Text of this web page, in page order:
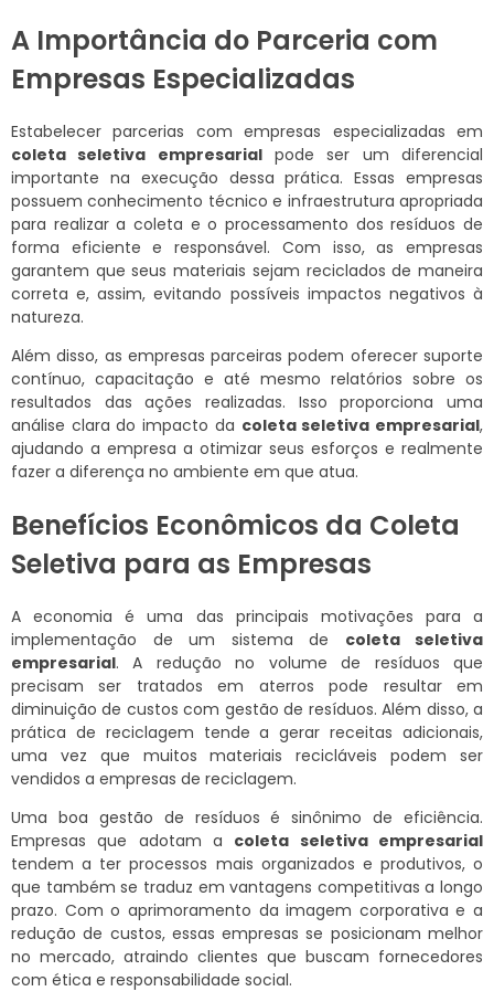
A Importância do Parceria com
Empresas Especializadas
Estabelecer parcerias com empresas especializadas em
coleta seletiva empresarialpode ser um diferencial
importante na execução dessa prática. Essas empresas
possuem conhecimento técnico e infraestrutura apropriada
para realizar a coleta e o processamento dos resíduos de
forma eficiente e responsável. Com isso, as empresas
garantem que seus materiais sejam reciclados de maneira
correta e, assim, evitando possíveis impactos negativos à
natureza.
Além disso, as empresas parceiras podem oferecer suporte
contínuo, capacitação e até mesmo relatórios sobre os
resultados das ações realizadas. Isso proporciona uma
análise clara do impacto da coleta seletiva empresarial,
ajudando a empresa a otimizar seus esforços e realmente
fazer a diferença no ambiente em que atua.
Benefícios Econômicos da Coleta
Seletiva para as Empresas
A economia é uma das principais motivações para a
implementação de um sistema de coleta seletiva
empresarial. A redução no volume de resíduos que
precisam ser tratados em aterros pode resultar em
diminuição de custos com gestão de resíduos. Além disso, a
prática de reciclagem tende a gerar receitas adicionais,
uma vez que muitos materiais recicláveis podem ser
vendidos a empresas de reciclagem.
Uma boa gestão de resíduos é sinônimo de eficiência.
Empresas que adotam a coleta seletiva empresarial
tendem a ter processos mais organizados e produtivos, o
que também se traduz em vantagens competitivas a longo
prazo. Com o aprimoramento da imagem corporativa e a
redução de custos, essas empresas se posicionam melhor
no mercado, atraindo clientes que buscam fornecedores
com ética e responsabilidade social.